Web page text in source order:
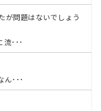
が問題はないでしょう
流･･･
ん･･･